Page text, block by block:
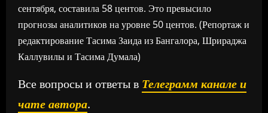
сентября, составила 58 центов. Это превысило
прогнозы аналитиков на уровне 50 центов. (Репортаж и
редактирование Тасима Заида из Бангалора, Шрираджа
Каллувилы и Тасима Думала)
Все вопросы и ответы в Телеграмм канале и
чате автора.